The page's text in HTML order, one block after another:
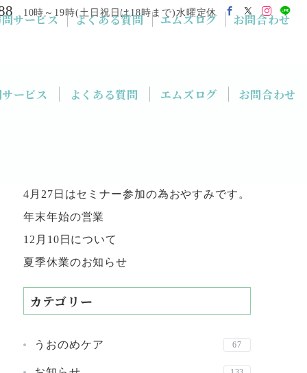
10時～19時(土日祝日は18時まで)水曜定休
ービス よくある質問 エムズログ お問合わせ
サービス よくある質問 エムズログ お問合わせ
4月27日はセミナー参加の為おやすみです。
年末年始の営業
12月10日について
夏季休業のお知らせ
カテゴリー
うおのめケア 67